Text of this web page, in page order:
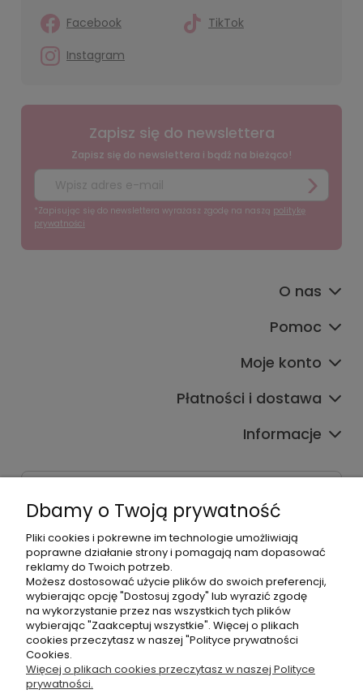
Facebook
TikTok
Instagram
Zapisz się do newslettera
Zapisz się do newslettera i bądź na bieżąco!
*Zapisując się do newslettera wyrażasz zgodę na naszą politykę
prywatności
O nas
Pomoc
Moje konto
Płatności i dostawa
Informacje
Godziny czynnej infolinii
Pon.-Pt. 9:00-17:00
Telefon:
+48500660700
E-mail:
biuro@hurtowniahellonails.pl
©2026 Wszelkie Prawa Zastrzeżone | Hurtownia HelloNails
Dbamy o Twoją prywatność
Pliki cookies i pokrewne im technologie umożliwiają
poprawne działanie strony i pomagają nam dopasować
reklamy do Twoich potrzeb.
Możesz dostosować użycie plików do swoich preferencji,
wybierając opcję "Dostosuj zgody" lub wyrazić zgodę
na wykorzystanie przez nas wszystkich tych plików
wybierając "Zaakceptuj wszystkie". Więcej o plikach
cookies przeczytasz w naszej "Polityce prywatności
Cookies.
Więcej o plikach cookies przeczytasz w naszej Polityce
prywatności.